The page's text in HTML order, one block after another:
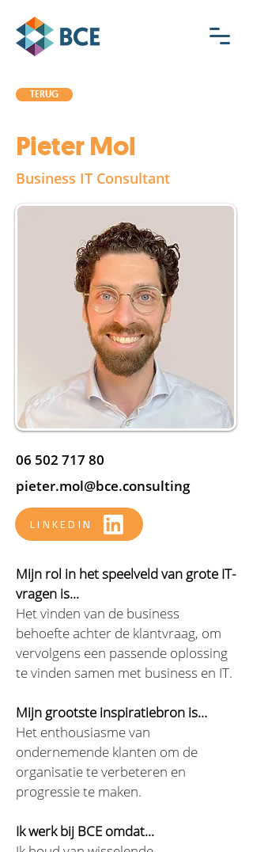
TERUG
Pieter Mol
Business IT Consultant
06 502 717 80
pieter.mol@bce.consulting
LINKEDIN
Mijn rol in het speelveld van grote IT-
vragen is...
Het vinden van de business
behoefte achter de klantvraag, om
vervolgens een passende oplossing
te vinden samen met business en IT.
Mijn grootste inspiratiebron is…
Het enthousiasme van
ondernemende klanten om de
organisatie te verbeteren en
progressie te maken.
Ik werk bij BCE omdat...